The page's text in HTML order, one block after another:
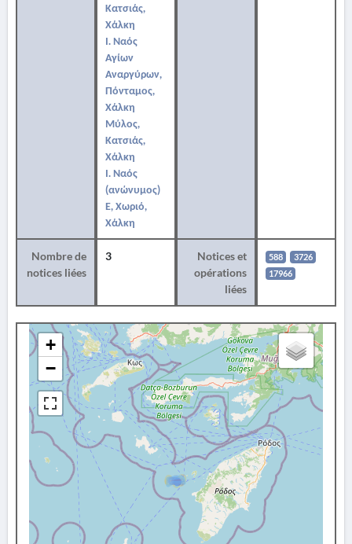
Κατσιάς,
Χάλκη
Ι. Ναός
Αγίων
Αναργύρων,
Πόνταμος,
Χάλκη
Μύλος,
Κατσιάς,
Χάλκη
Ι. Ναός
(ανώνυμος)
Ε, Χωριό,
Χάλκη
Nombre de
notices liées
3
Notices et
opérations
liées
588
3726
17966
+
−